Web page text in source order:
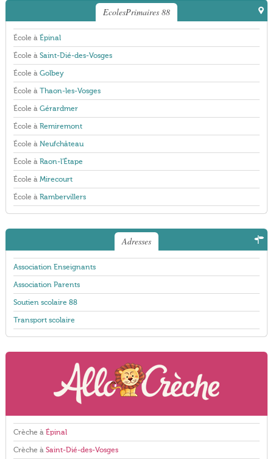
EcolesPrimaires 88
École à Épinal
École à Saint-Dié-des-Vosges
École à Golbey
École à Thaon-les-Vosges
École à Gérardmer
École à Remiremont
École à Neufchâteau
École à Raon-l'Étape
École à Mirecourt
École à Rambervillers
Adresses
Association Enseignants
Association Parents
Soutien scolaire 88
Transport scolaire
Crèche à Épinal
Crèche à Saint-Dié-des-Vosges